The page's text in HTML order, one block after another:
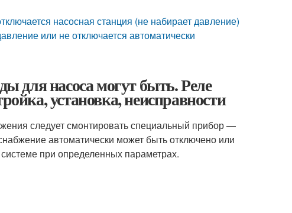
насосная станция (не набирает давление)
или не отключается автоматически
для насоса могут быть. Реле
установка, неисправности
следует смонтировать специальный прибор —
автоматически может быть отключено или
при определенных параметрах.